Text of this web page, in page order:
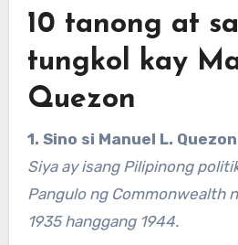
10 tanong at
tungkol kay
Quezon
1. Sino si Manuel L.
Siya ay isang Pilipinong
Pangulo ng Commonwealth
1935 hanggang 1944.